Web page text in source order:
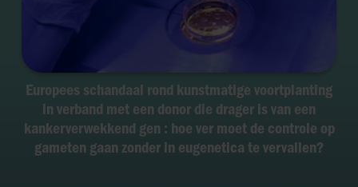
Europees schandaal rond kunstmatige voortplanting
in verband met een donor die drager is van een
kankerverwekkend gen : hoe ver moet de controle op
gameten gaan zonder in eugenetica te vervallen?